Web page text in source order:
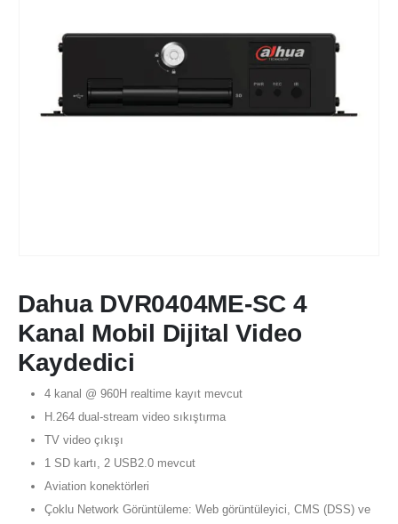
Dahua DVR0404ME-SC 4
Kanal Mobil Dijital Video
Kaydedici
4 kanal @ 960H realtime kayıt mevcut
H.264 dual-stream video sıkıştırma
TV video çıkışı
1 SD kartı, 2 USB2.0 mevcut
Aviation konektörleri
Çoklu Network Görüntüleme: Web görüntüleyici, CMS (DSS) ve